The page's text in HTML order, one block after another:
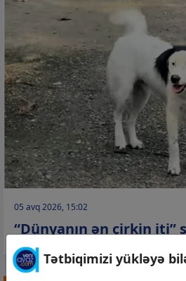
05 avq 2026, 15:02
“Dünyanın ən çirkin iti”
Tətbiqimizi yükləyə